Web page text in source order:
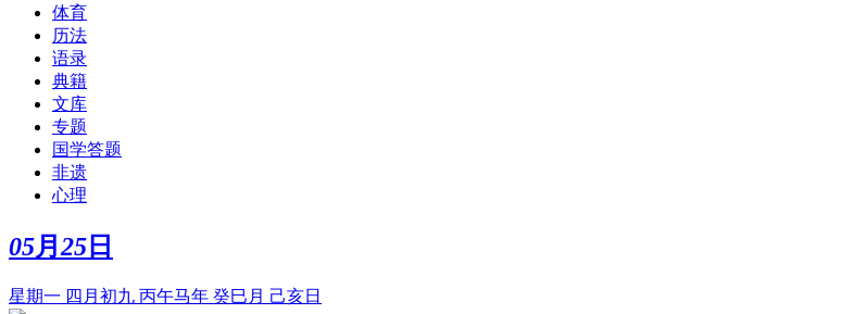
体育
历法
语录
典籍
文库
专题
国学答题
非遗
心理
05月 25 日
星期一 四月初九 丙午马年 癸巳月 己亥日